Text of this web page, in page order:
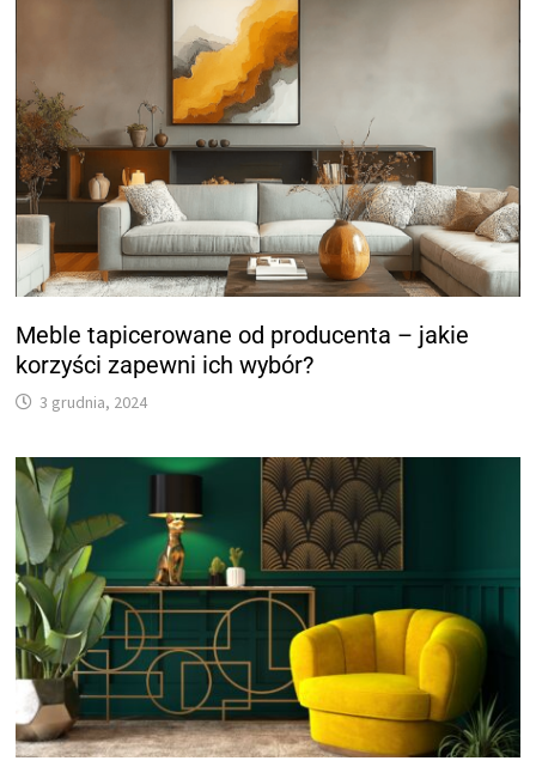
Meble tapicerowane od producenta – jakie
korzyści zapewni ich wybór?
3 grudnia, 2024